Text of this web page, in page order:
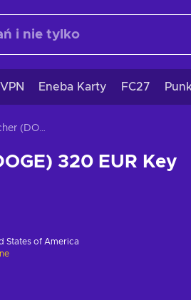
Eneba Karty FC27
Crypto Voucher (DOGE) 320 EUR Key GLOBAL
320 EUR Key
States of America